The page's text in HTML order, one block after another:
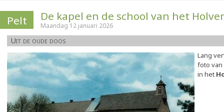
Pelt De kapel en de school van het
Maandag 12 januari 2026
Uit de oude doos
Lang
foto van
in het